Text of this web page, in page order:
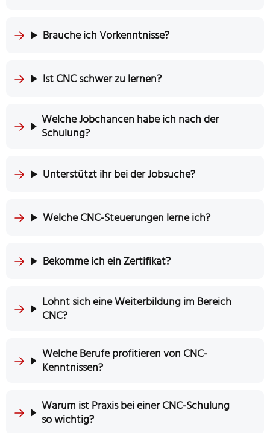
Brauche ich Vorkenntnisse?
Ist CNC schwer zu lernen?
Welche Jobchancen habe ich nach der
Schulung?
Unterstützt ihr bei der Jobsuche?
Welche CNC-Steuerungen lerne ich?
Bekomme ich ein Zertifikat?
Lohnt sich eine Weiterbildung im Bereich
CNC?
Welche Berufe profitieren von CNC-
Kenntnissen?
Warum ist Praxis bei einer CNC-Schulung
so wichtig?